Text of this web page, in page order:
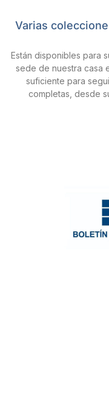
Varias
Están disponibles para
sede de nuestra casa
suficiente para
completas, desde